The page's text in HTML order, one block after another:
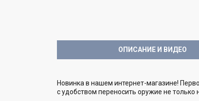
ОПИСАНИЕ И ВИДЕО
Новинка в нашем интернет-магазине!
с удобством переносить оружие не